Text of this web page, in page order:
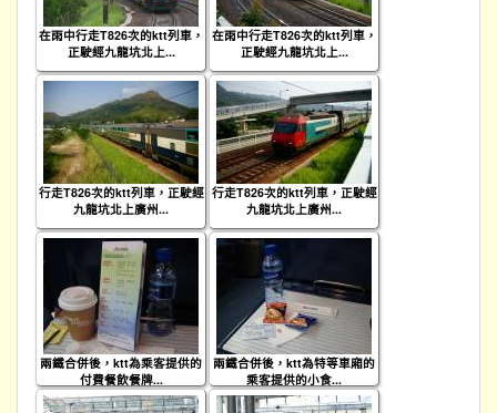
在雨中行走T826次的ktt列車，
正駛經九龍坑北上...
在雨中行走T826次的ktt列車，
正駛經九龍坑北上...
行走T826次的ktt列車，正駛經
九龍坑北上廣州...
行走T826次的ktt列車，正駛經
九龍坑北上廣州...
兩鐵合併後，ktt為乘客提供的
付費餐飲餐牌...
兩鐵合併後，ktt為特等車廂的
乘客提供的小食...